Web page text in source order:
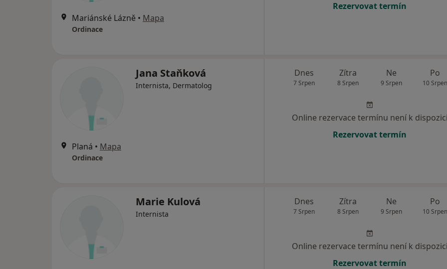
Mariánské Lázně • Mapa
Ordinace
Rezervovat termín
Jana Staňková
Internista, Dermatolog
Planá • Mapa
Ordinace
Dnes
7 Srpen
Zítra
8 Srpen
Ne
9 Srpen
Po
10 Srpen
Online rezervace termínu není k dispozici
Rezervovat termín
Marie Kulová
Internista
Dnes
7 Srpen
Zítra
8 Srpen
Ne
9 Srpen
Po
10 Srpen
Online rezervace termínu není k dispozici
Rezervovat termín